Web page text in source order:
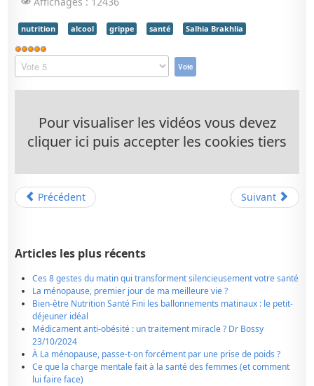
nutrition alcool grippe santé Salhia Brakhlia
Vote
utilisateur:
Veuillez
voter
Pour visualiser les vidéos vous devez
cliquer ici puis accepter les cookies tiers
Précédent Suivant
Articles les plus récents
Ces 8 gestes du matin qui transforment silencieusement votre santé
La ménopause, premier jour de ma meilleure vie ?
Bien-être Nutrition Santé Fini les ballonnements matinaux : le petit-
déjeuner idéal
Médicament anti-obésité : un traitement miracle ? Dr Bossy
23/10/2024
À La ménopause, passe-t-on forcément par une prise de poids ?
Ce que la charge mentale fait à la santé des femmes (et comment
lui faire face)